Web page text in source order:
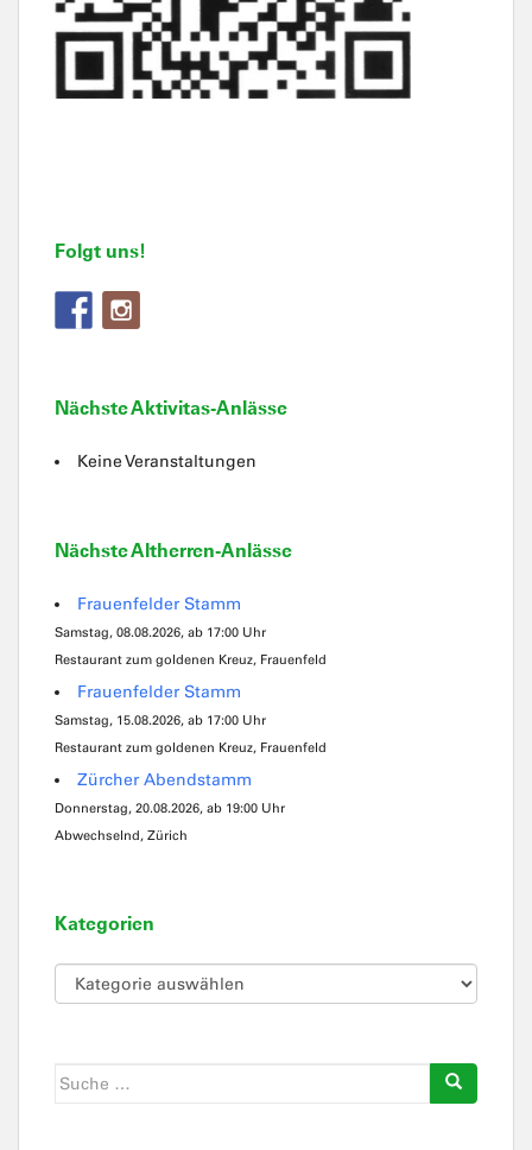
Folgt uns!
Nächste Aktivitas-Anlässe
Keine Veranstaltungen
Nächste Altherren-Anlässe
Frauenfelder Stamm
Samstag, 08.08.2026, ab 17:00 Uhr
Restaurant zum goldenen Kreuz, Frauenfeld
Frauenfelder Stamm
Samstag, 15.08.2026, ab 17:00 Uhr
Restaurant zum goldenen Kreuz, Frauenfeld
Zürcher Abendstamm
Donnerstag, 20.08.2026, ab 19:00 Uhr
Abwechselnd, Zürich
Kategorien
Kategorien
Suche